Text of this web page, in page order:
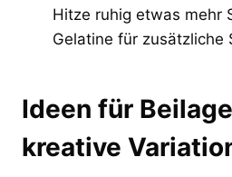
Hitze ruhig etwas mehr
Gelatine für zusätzliche
Ideen für
kreative